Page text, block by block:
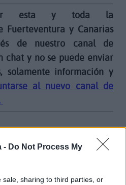
- Do Not Process My
sale, sharing to third parties, or
esta y toda la
Fuerteventura y Canarias
de nuestro canal de
chat y no se puede enviar
solamente información y
al nuevo canal de
emocional y narrativo de
en la isla en 2025. La
de Fuerteventura, que